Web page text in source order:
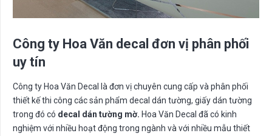
Công ty Hoa Văn decal đơn vị phân phối
uy tín
Công ty Hoa Văn Decal là đơn vị chuyên cung cấp và phân phối
thiết kế thi công các sản phẩm decal dán tường, giấy dán tường
trong đó có decal dán tường mờ. Hoa Văn Decal đã có kinh
nghiệm với nhiều hoạt động trong ngành và với nhiều mẫu thiết